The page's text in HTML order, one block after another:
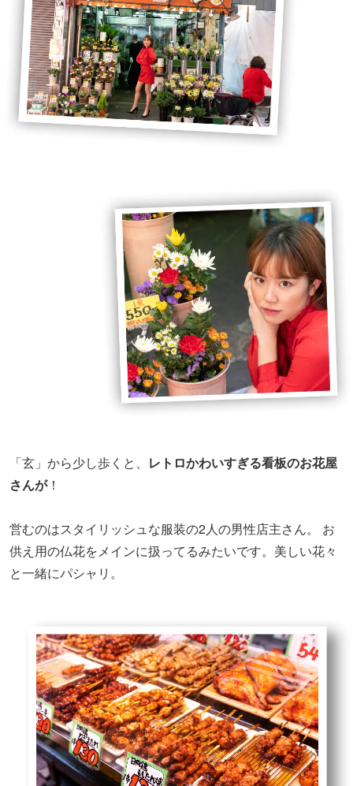
「玄」から少し歩くと、 レトロかわいすぎる看板のお花屋
さんが！
営むのはスタイリッシュな服装の2人の男性店主さん。 お
供え用の仏花をメインに扱ってるみたいです。美しい花々
と一緒にパシャリ。